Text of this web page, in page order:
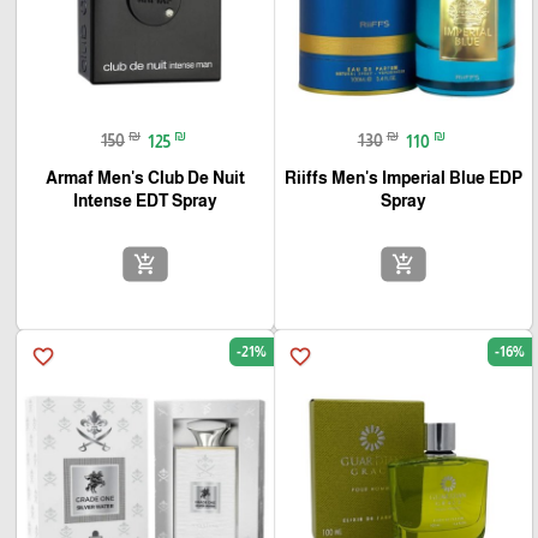
130 ₪ 110 ₪
Riiffs Men's Imperial Blue EDP
Spray
add_shopping_cart
150 ₪ 125 ₪
Armaf Men's Club De Nuit
Intense EDT Spray
add_shopping_cart
favorite_border -16%
favorite_border -21%